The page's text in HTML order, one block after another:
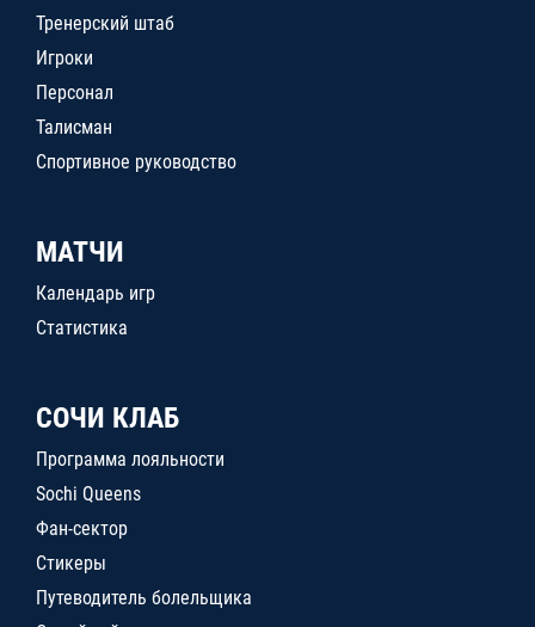
Тренерский штаб
Игроки
Персонал
Талисман
Спортивное руководство
МАТЧИ
Календарь игр
Статистика
СОЧИ КЛАБ
Программа лояльности
Sochi Queens
Фан-сектор
Стикеры
Путеводитель болельщика